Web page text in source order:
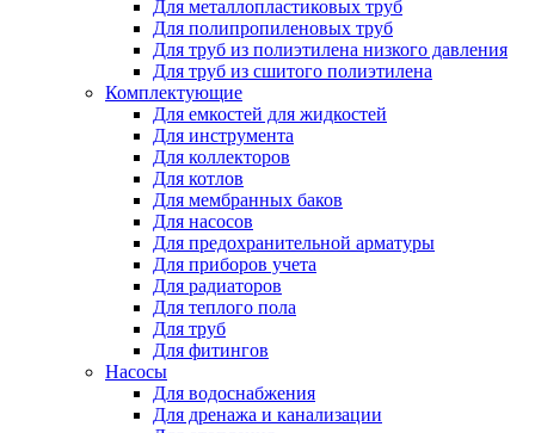
Для металлопластиковых труб
Для полипропиленовых труб
Для труб из полиэтилена низкого давления
Для труб из сшитого полиэтилена
Комплектующие
Для емкостей для жидкостей
Для инструмента
Для коллекторов
Для котлов
Для мембранных баков
Для насосов
Для предохранительной арматуры
Для приборов учета
Для радиаторов
Для теплого пола
Для труб
Для фитингов
Насосы
Для водоснабжения
Для дренажа и канализации